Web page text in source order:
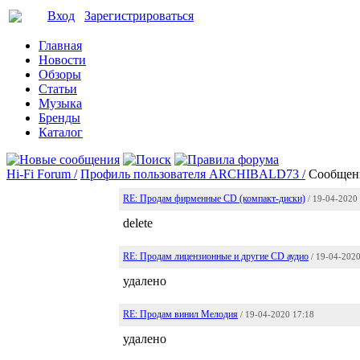
Вход Зарегистрироваться
Главная
Новости
Обзоры
Статьи
Музыка
Бренды
Каталог
Hi-Fi Forum / Профиль пользователя ARCHIBALD73 /
RE: Продам фирменные CD (компакт-диски) / 19-04-2020
delete
RE: Продам лицензионные и другие CD аудио / 19-04-
удалено
RE: Продам винил Мелодия / 19-04-2020 17:18
удалено